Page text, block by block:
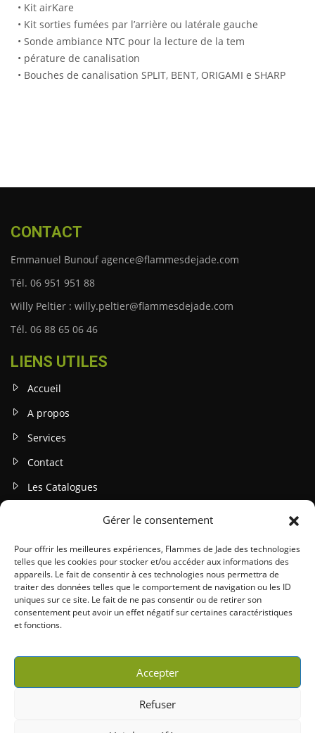
Gérer le consentement
Pour offrir les meilleures expériences, Flammes de Jade des technologies
telles que les cookies pour stocker et/ou accéder aux informations des
appareils. Le fait de consentir à ces technologies nous permettra de
traiter des données telles que le comportement de navigation ou les ID
uniques sur ce site. Le fait de ne pas consentir ou de retirer son
consentement peut avoir un effet négatif sur certaines caractéristiques
et fonctions.
Accepter
Refuser
• Kit airKare
• Kit sorties fumées par l’arrière ou latérale gauche
• Sonde ambiance NTC pour la lecture de la tem
• pérature de canalisation
• Bouches de canalisation SPLIT, BENT, ORIGAMI e SHARP
CONTACT
Emmanuel Bunouf agence@flammesdejade.com
Tél. 06 951 951 88
Willy Peltier : willy.peltier@flammesdejade.com
Tél. 06 88 65 06 46
LIENS UTILES
Accueil
A propos
Services
Contact
Les Catalogues
INFOS LEGALES
Mentions légales
Politique de confidentialité
Gestion des cookies
Conditions générales (CGU / CGV)
Copyright 2026 © Willy Peltier | Tous droits réservés |